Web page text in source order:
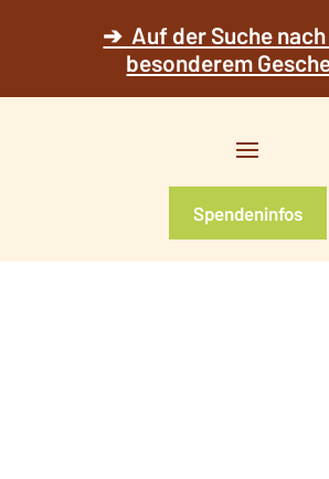
➔ Auf der Suche nach
besonderem
Spendeninfos